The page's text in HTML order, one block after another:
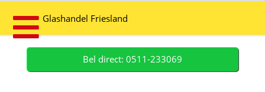
Glashandel Friesland
Bel direct: 0511-233069